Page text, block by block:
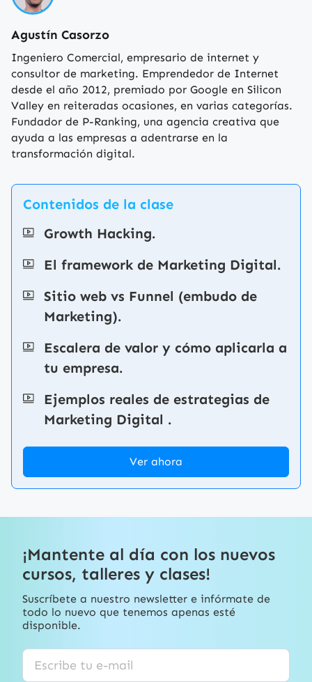
Agustín Casorzo
Ingeniero Comercial, empresario de internet y
consultor de marketing. Emprendedor de Internet
desde el año 2012, premiado por Google en Silicon
Valley en reiteradas ocasiones, en varias categorías.
Fundador de P-Ranking, una agencia creativa que
ayuda a las empresas a adentrarse en la
transformación digital.
Contenidos de la clase
Growth Hacking.
El framework de Marketing Digital.
Sitio web vs Funnel (embudo de
Marketing).
Escalera de valor y cómo aplicarla a
tu empresa.
Ejemplos reales de estrategias de
Marketing Digital .
Ver ahora
¡Mantente al día con los nuevos
cursos, talleres y clases!
Suscríbete a nuestro newsletter e infórmate de
todo lo nuevo que tenemos apenas esté
disponible.